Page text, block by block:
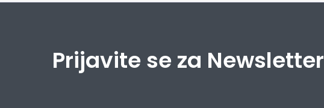
Prijavite se za Newsletter